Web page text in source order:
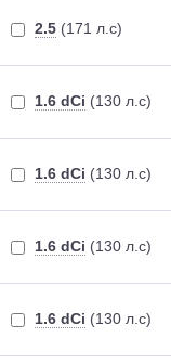
2.5 (171 л.с)
1.6 dCi (130 л.с)
1.6 dCi (130 л.с)
1.6 dCi (130 л.с)
1.6 dCi (130 л.с)